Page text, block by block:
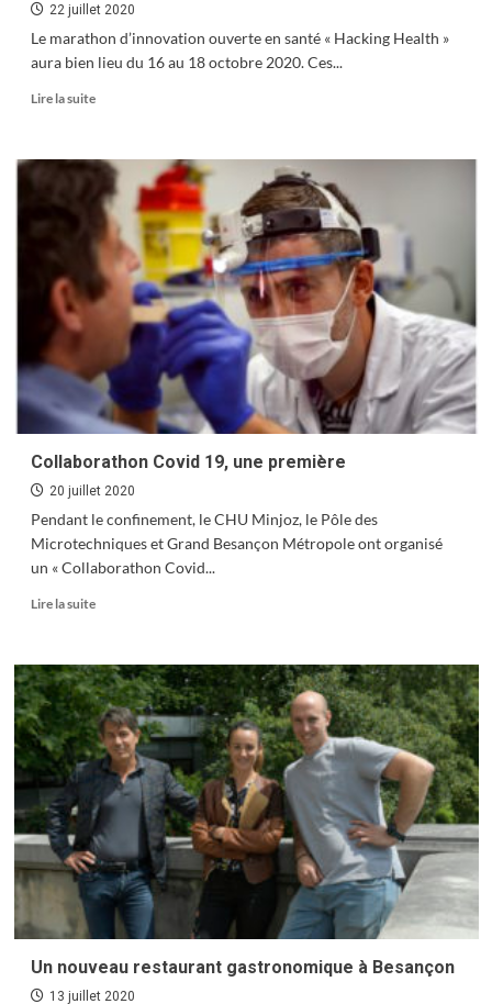
22 juillet 2020
Le marathon d’innovation ouverte en santé « Hacking Health »
aura bien lieu du 16 au 18 octobre 2020. Ces...
Lire la suiteEn
sur
Hacking
Health
2020
:
inscrivez
vous
!
Collaborathon Covid 19, une première
20 juillet 2020
Pendant le confinement, le CHU Minjoz, le Pôle des
Microtechniques et Grand Besançon Métropole ont organisé
un « Collaborathon Covid...
Lire la suiteEn
sur
Collaborathon
Covid
19,
une
première
Un nouveau restaurant gastronomique à Besançon
13 juillet 2020